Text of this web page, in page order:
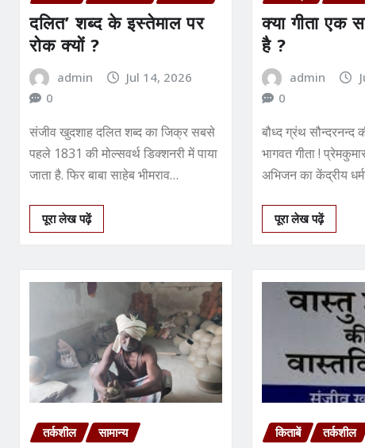
दलित’ शब्द के इस्तेमाल पर
रोक क्यों ?
admin
Jul 14, 2026
0
संजीव खुदशाह दलित शब्द का जिक्र सबसे
पहले 1831 की मोल्सवर्थ डिक्शनरी में पाया
जाता है. फिर बाबा साहेब भीमराव…
पूरा लेख पढ़ें
क्या गीता एक
है ?
admin
0
बौध्द ग्रंथ सौन्दरनन्द
भागवत गीता !
अभिजन का केंद्रीय
पूरा लेख पढ़ें
तर्कशील सामान्य किताबें तर्कशील